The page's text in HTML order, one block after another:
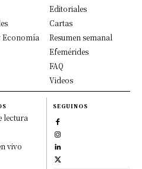
Economía
Editoriales
Cartas
Resumen semanal
Efemérides
FAQ
Videos
lectura
vivo
SEGUINOS